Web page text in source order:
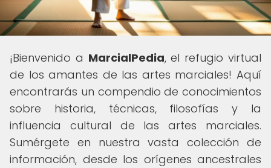
¡Bienvenido a MarcialPedia, el refugio virtual
de los amantes de las artes marciales! Aquí
encontrarás un compendio de conocimientos
sobre historia, técnicas, filosofías y la
influencia cultural de las artes marciales.
Sumérgete en nuestra vasta colección de
información, desde los orígenes ancestrales